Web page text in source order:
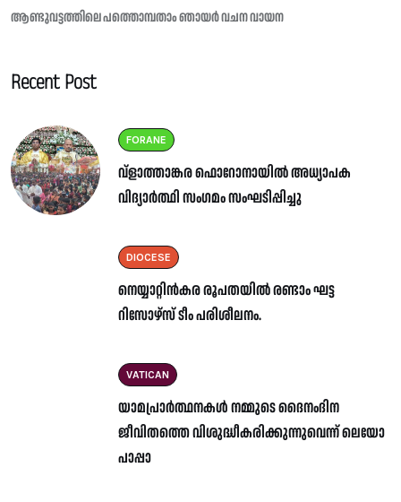
ആണ്ടുവട്ടത്തിലെ പത്തൊമ്പതാം ഞായർ വചന വായന
Recent Post
FORANE
വ്ളാത്താങ്കര ഫൊറോനായിൽ അധ്യാപക
വിദ്യാർത്ഥി സംഗമം സംഘടിപ്പിച്ചു
DIOCESE
നെയ്യാറ്റിൻകര രൂപതയിൽ രണ്ടാം ഘട്ട
റിസോഴ്സ് ടീം പരിശീലനം.
VATICAN
യാമപ്രാർത്ഥനകൾ നമ്മുടെ ദൈനംദിന
ജീവിതത്തെ വിശുദ്ധീകരിക്കുന്നുവെന്ന് ലെയോ
പാപ്പാ